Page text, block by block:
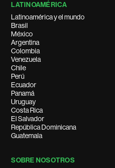
LATINOAMÉRICA
Latinoamérica y el mundo
Brasil
México
Argentina
Colombia
Venezuela
Chile
Perú
Ecuador
Panamá
Uruguay
Costa Rica
El Salvador
República Dominicana
Guatemala
SOBRE NOSOTROS